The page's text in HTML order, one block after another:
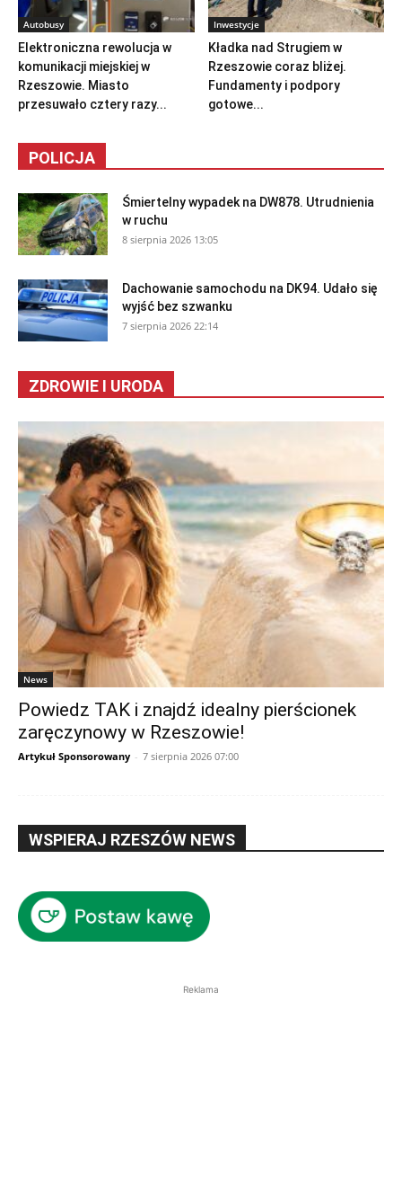
Autobusy
Elektroniczna rewolucja w
komunikacji miejskiej w
Rzeszowie. Miasto
przesuwało cztery razy...
Inwestycje
Kładka nad Strugiem w
Rzeszowie coraz bliżej.
Fundamenty i podpory
gotowe...
POLICJA
Śmiertelny wypadek na DW878. Utrudnienia
w ruchu
8 sierpnia 2026 13:05
Dachowanie samochodu na DK94. Udało się
wyjść bez szwanku
7 sierpnia 2026 22:14
ZDROWIE I URODA
News
Powiedz TAK i znajdź idealny pierścionek
zaręczynowy w Rzeszowie!
Artykuł Sponsorowany - 7 sierpnia 2026 07:00
WSPIERAJ RZESZÓW NEWS
Reklama